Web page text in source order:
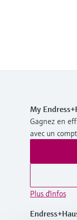
My
Gagnez en
avec un
Plus d'infos